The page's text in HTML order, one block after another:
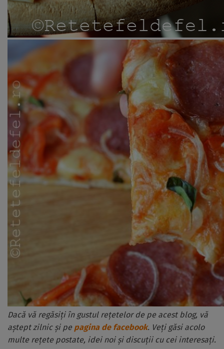
Dacă vă regăsiți în gustul rețetelor de pe acest blog, vă
aștept zilnic și pe pagina de facebook. Veți găsi acolo
multe rețete postate, idei noi și discuții cu cei interesați.